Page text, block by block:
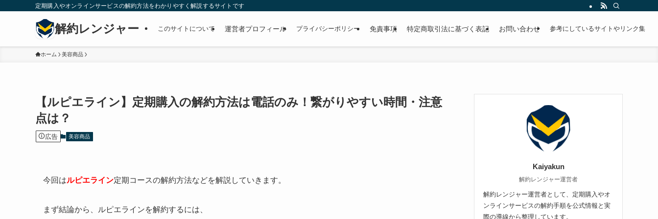
定期購入やオンラインサービスの解約方法をわかりやすく解説するサイトです
解約レンジャー このサイトについて 運営者プロフィール プライバシーポリシー 免責事項 特定商取引法に基づく表記 お問い合わせ 参考にしているサイトやリンク集
ホーム 美容商品
【ルピエライン】定期購入の解約方法は電話のみ！繋がりやすい時間・注意
点は？
広告 美容商品
今回はルピエライン定期コースの解約方法などを解説していきます。
まず結論から、ルピエラインを解約するには、
Kaiyakun
解約レンジャー運営者
解約レンジャー運営者として、定期購入やオ
ンラインサービスの解約手順を公式情報と実
際の導線から整理しています。